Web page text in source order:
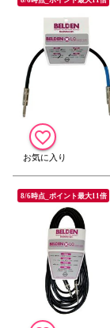
8/6時点_ポイント最大11倍